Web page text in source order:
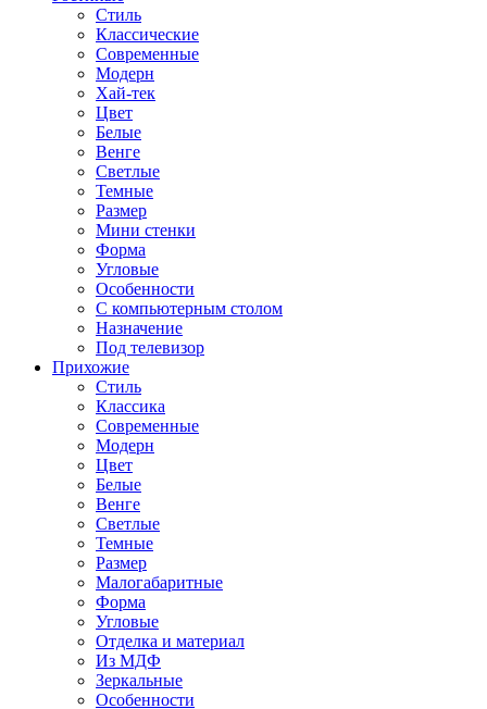
Стиль
Классические
Современные
Модерн
Хай-тек
Цвет
Белые
Венге
Светлые
Темные
Размер
Мини стенки
Форма
Угловые
Особенности
С компьютерным столом
Назначение
Под телевизор
Прихожие
Стиль
Классика
Современные
Модерн
Цвет
Белые
Венге
Светлые
Темные
Размер
Малогабаритные
Форма
Угловые
Отделка и материал
Из МДФ
Зеркальные
Особенности